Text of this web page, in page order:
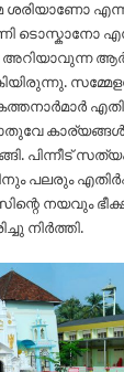
ശരിയാണോ
അറിയാവുന്ന
പൊതുവേ
പിന്നീട്
പലരും
നയവും
നിർത്തി.